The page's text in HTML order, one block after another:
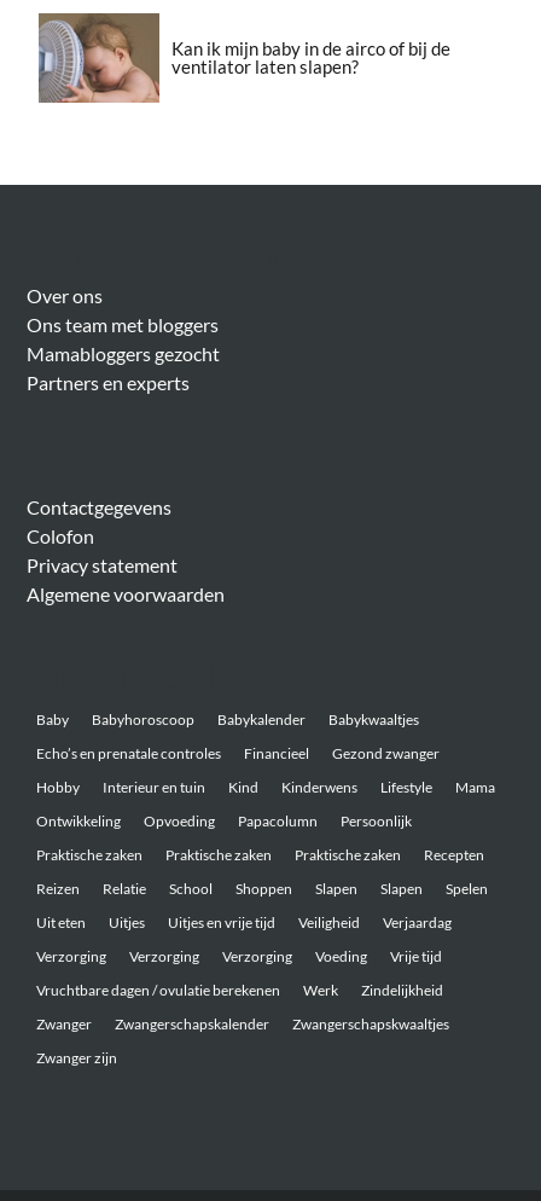
Kan ik mijn baby in de airco of bij de
ventilator laten slapen?
Over ons
Ons team met bloggers
Mamabloggers gezocht
Partners en experts
Contactgegevens
Colofon
Privacy statement
Algemene voorwaarden
Baby Babyhoroscoop Babykalender
Babykwaaltjes
Echo’s en prenatale controles
Financieel
Gezond zwanger
Hobby
Interieur en tuin Kind Kinderwens Lifestyle
Mama
Ontwikkeling
Opvoeding Papacolumn
Persoonlijk
Praktische zaken
Praktische zaken Praktische zaken
Recepten
Reizen
Relatie School Shoppen Slapen Slapen
Spelen
Uit eten
Uitjes Uitjes en vrije tijd Veiligheid
Verjaardag
Verzorging
Verzorging Verzorging Voeding
Vrije tijd
Vruchtbare dagen / ovulatie berekenen
Werk
Zindelijkheid
Zwanger
Zwangerschapskalender
Zwangerschapskwaaltjes
Zwanger zijn